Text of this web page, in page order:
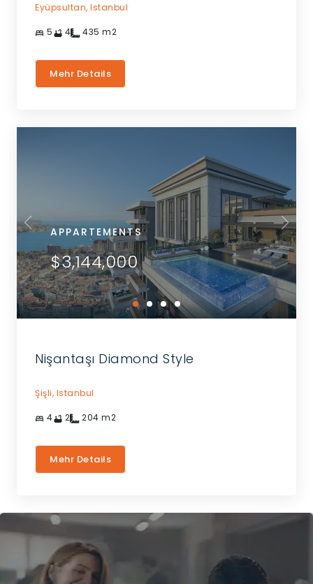
Eyüpsultan, Istanbul
5 4 435 m2
Mehr Details
APPARTEMENTS
$3,144,000
Nişantaşı Diamond Style
Şişli, Istanbul
4 2 204 m2
Mehr Details